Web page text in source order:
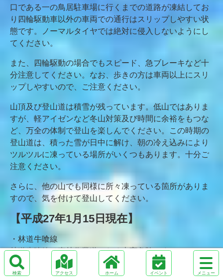
口である一の鳥居駐車場に行くまでの道路が凍結してお
り四輪駆動車以外の車両での通行はスリップしやすい状
態です。ノーマルタイヤでは絶対に侵入しないようにし
てください。
また、四輪駆動の場合でもスピード、急ブレーキなど十
分注意してください。なお、歩きの方は車両以上にスリ
ップしやすいので、ご注意ください。
山頂及び登山道は積雪が残っています。低山ではありま
すが、軽アイゼンなど冬山対策及び時間に余裕をもつな
ど、万全の体制で登山を楽しんでください。この時期の
登山道は、積った雪が日中に解け、朝の冷え込みにより
ツルツルに凍っている場所がいくつもあります。十分ご
注意ください。
さらに、他の山でも同様に所々凍っている箇所がありま
すので、気を付けて登山してください。
【平成27年1月15日現在】
・林道牛喰線
林道牛喰線は森林作業道のため大変危険です。
立ち入りはご遠慮ください。
検
ア ホ メ
サ
イ